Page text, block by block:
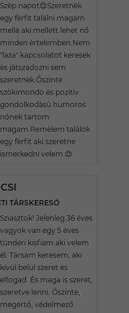
Szèp napot😊Szeretnèk
egy fèrfit talàlni magam
mellè aki mellett lehet nő
minden èrtelemben.Nem
"laza" kapcsolatot keresek
ès jàtszadozni sem
szeretnèk.Őszinte
szòkimondò ès pozitìv
gondolkodàsù humoros
nőnek tartom
magam.Remèlem talàlok
egy fèrfit aki szeretne
ismerkedni velem.😊
TÁRSKERESŐ
Sziasztok! Jelenleg 36 éves
vagyok van egy 5 éves
tündéri kisfiam aki velem
él. Társam keresem, aki
kívül belül szeret és
elfogad. És maga is szeret,
szeretve lenni. Őszinte,
megértő, védelmező